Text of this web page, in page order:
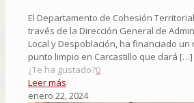
El Departamento de Cohesión
través de la Dirección General de
Local y Despoblación, ha financiado un
punto limpio en Carcastillo que dará […]
¿Te ha gustado?0
Leer más
enero 22, 2024